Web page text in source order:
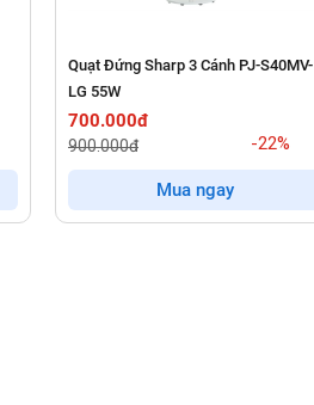
Quạt Đứng Sharp 3 Cánh PJ-S40MV-
LG 55W
700.000đ
900.000đ -22%
Mua ngay